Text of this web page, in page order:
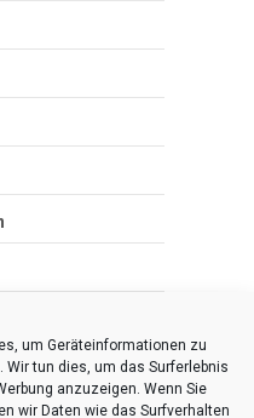
um Geräteinformationen zu
tun dies, um das Surferlebnis
anzuzeigen. Wenn Sie
wir Daten wie das Surfverhalten